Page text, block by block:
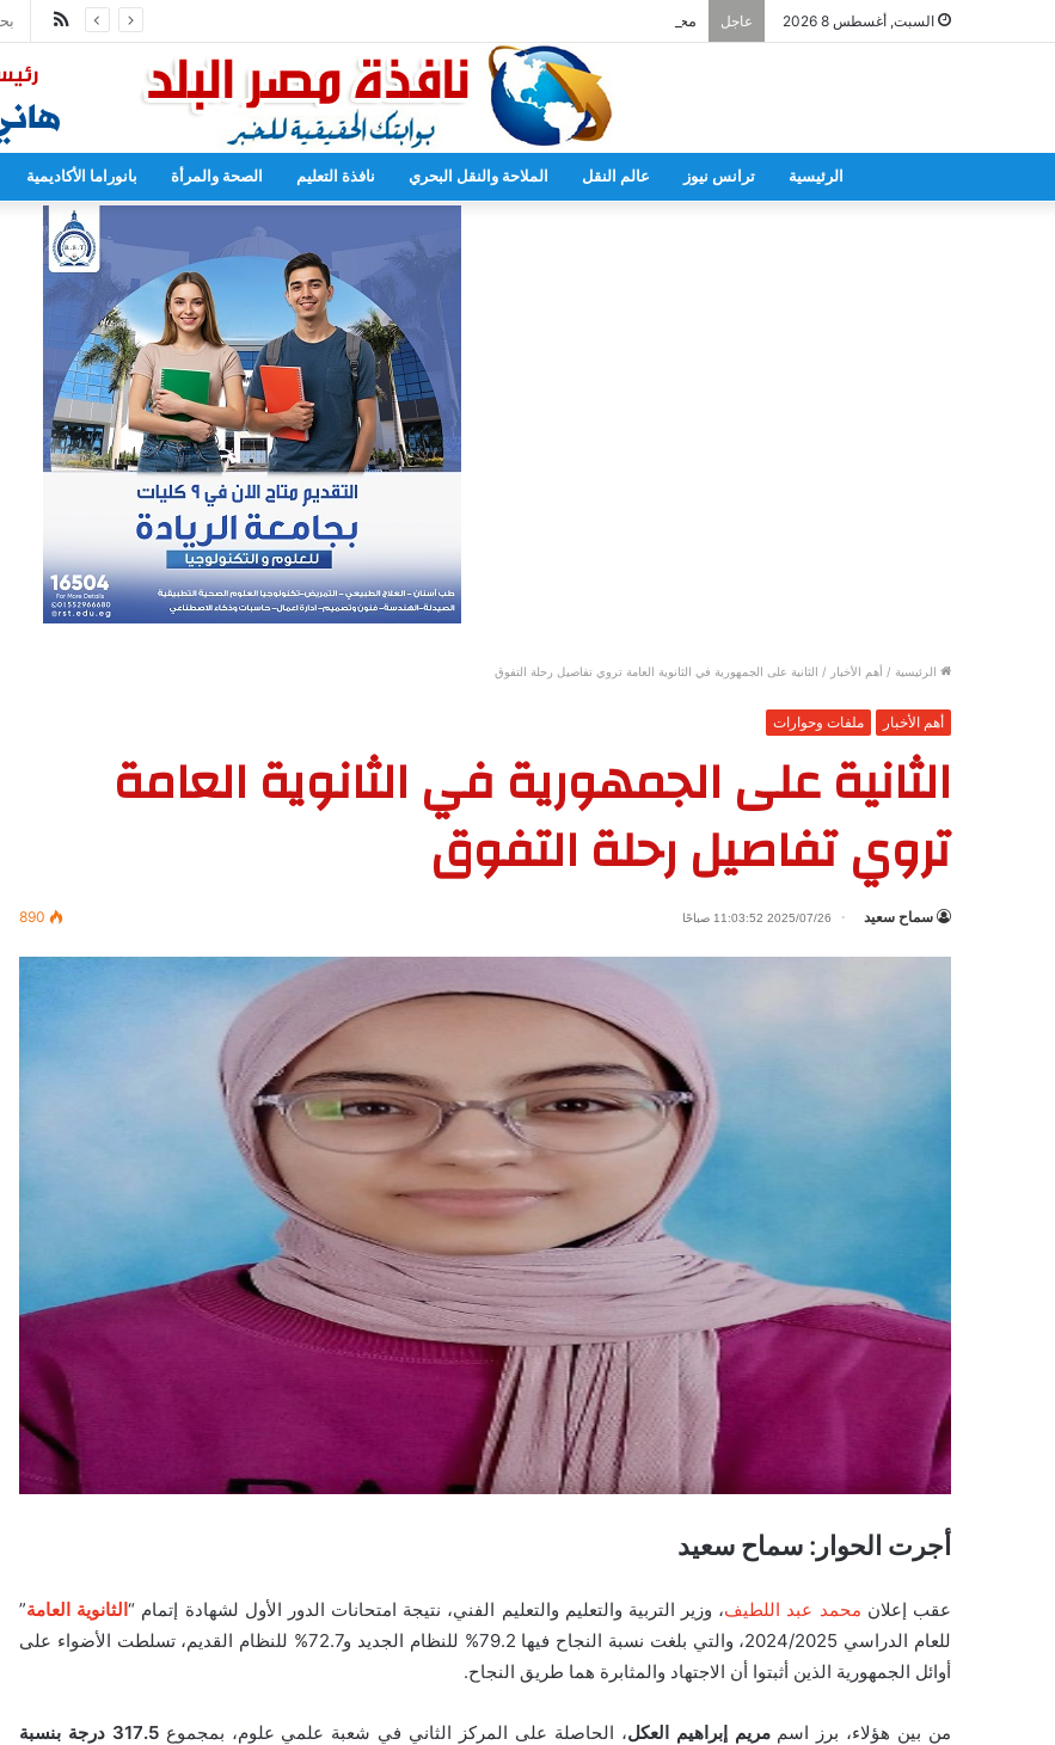
السبت, أغسطس 8 2026 عاجل
ملخص
الموقع
RSS
الرئيسية ترانس نيوز عالم النقل الملاحة والنقل البحري نافذة التعليم الصحة والمرأة بانوراما الأكاديمية
الرئيسية / أهم الأخبار / الثانية على الجمهورية في الثانوية العامة تروي تفاصيل رحلة التفوق
أهم الأخبار ملفات وحوارات
الثانية على الجمهورية في الثانوية العامة
تروي تفاصيل رحلة التفوق
سماح سعيد 2025/07/26 11:03:52 صباحًا 890
أجرت الحوار: سماح سعيد
عقب إعلان محمد عبد اللطيف، وزير التربية والتعليم والتعليم الفني، نتيجة امتحانات الدور الأول لشهادة إتمام “الثانوية العامة”
للعام الدراسي 2024/2025، والتي بلغت نسبة النجاح فيها 79.2% للنظام الجديد و72.7% للنظام القديم، تسلطت الأضواء على
أوائل الجمهورية الذين أثبتوا أن الاجتهاد والمثابرة هما طريق النجاح.
من بين هؤلاء، برز اسممريم إبراهيم العكل، الحاصلة على المركز الثاني في شعبة علمي علوم، بمجموع
317.5 درجة بنسبة